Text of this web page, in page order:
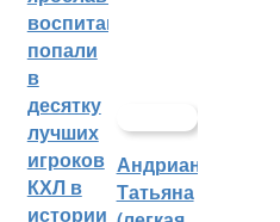
воспитанника
попали
в
десятку
лучших
игроков
КХЛ в
истории
Андрианова
Татьяна